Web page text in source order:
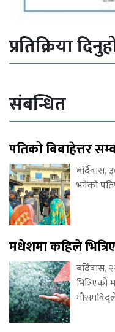
प्रतिक्रिया
संबन्धित
पतिको बिबाहेत्तर
भनेको
मधेशमा कहिले
बर्दिवास,